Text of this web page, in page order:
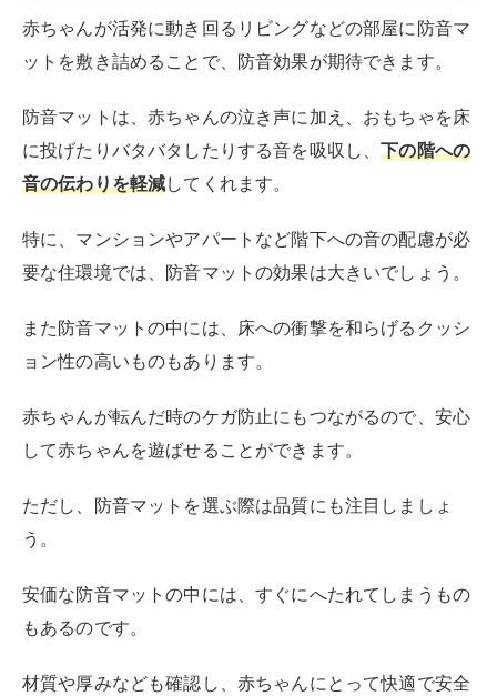
赤ちゃんが活発に動き回るリビングなどの部屋に防音マ
ットを敷き詰めることで、防音効果が期待できます。
防音マットは、赤ちゃんの泣き声に加え、おもちゃを床
に投げたりバタバタしたりする音を吸収し、下の階への
音の伝わりを軽減してくれます。
特に、マンションやアパートなど階下への音の配慮が必
要な住環境では、防音マットの効果は大きいでしょう。
また防音マットの中には、床への衝撃を和らげるクッシ
ョン性の高いものもあります。
赤ちゃんが転んだ時のケガ防止にもつながるので、安心
して赤ちゃんを遊ばせることができます。
ただし、防音マットを選ぶ際は品質にも注目しましょ
う。
安価な防音マットの中には、すぐにへたれてしまうもの
もあるのです。
材質や厚みなども確認し、赤ちゃんにとって快適で安全